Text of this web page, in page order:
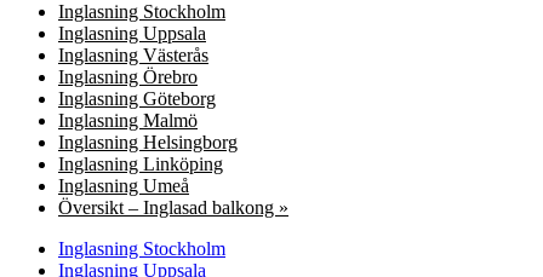
Inglasning Stockholm
Inglasning Uppsala
Inglasning Västerås
Inglasning Örebro
Inglasning Göteborg
Inglasning Malmö
Inglasning Helsingborg
Inglasning Linköping
Inglasning Umeå
Översikt – Inglasad balkong »
Inglasning Stockholm
Inglasning Uppsala